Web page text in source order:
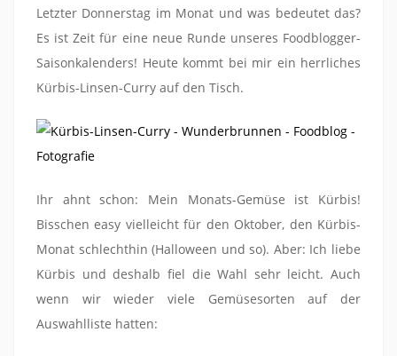
Letzter Donnerstag im Monat und was bedeutet das?
Es ist Zeit für eine neue Runde unseres Foodblogger-
Saisonkalenders! Heute kommt bei mir ein herrliches
Kürbis-Linsen-Curry auf den Tisch.
Ihr ahnt schon: Mein Monats-Gemüse ist Kürbis!
Bisschen easy vielleicht für den Oktober, den Kürbis-
Monat schlechthin (Halloween und so). Aber: Ich liebe
Kürbis und deshalb fiel die Wahl sehr leicht. Auch
wenn wir wieder viele Gemüsesorten auf der
Auswahlliste hatten: